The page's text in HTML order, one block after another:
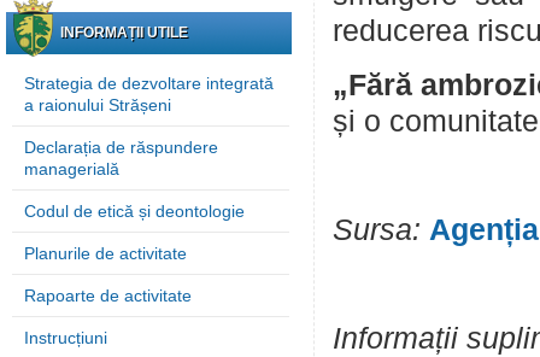
INFORMAȚII UTILE
Strategia de dezvoltare integrată
a raionului Strășeni
Declarația de răspundere
managerială
Codul de etică și deontologie
Planurile de activitate
Rapoarte de activitate
Instrucțiuni
reducerea
„Fără
și o
Sursa:
Informații